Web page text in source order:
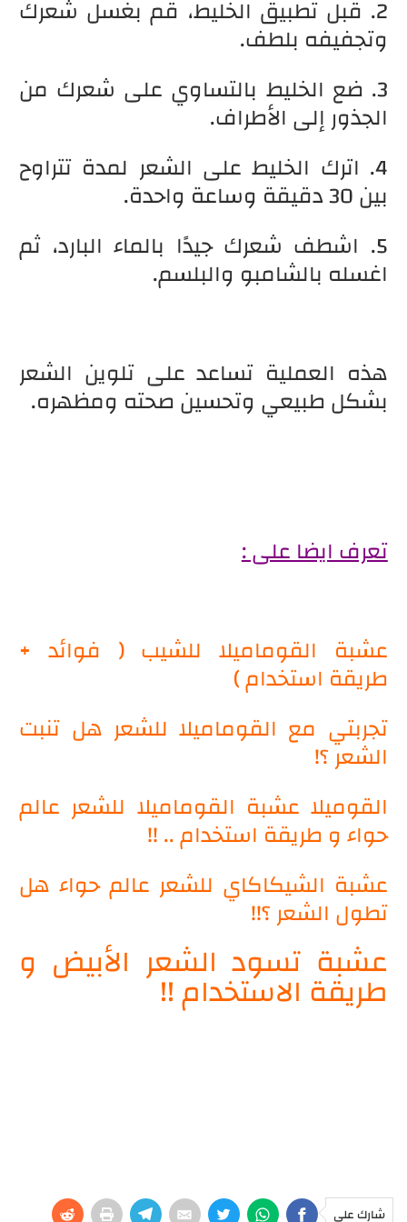
2. قبل تطبيق الخليط، قم بغسل شعرك
وتجفيفه بلطف.
3. ضع الخليط بالتساوي على شعرك من
الجذور إلى الأطراف.
4. اترك الخليط على الشعر لمدة تتراوح
بين 30 دقيقة وساعة واحدة.
5. اشطف شعرك جيدًا بالماء البارد، ثم
اغسله بالشامبو والبلسم.
هذه العملية تساعد على تلوين الشعر
بشكل طبيعي وتحسين صحته ومظهره.
تعرف ايضا على :
عشبة القوماميلا للشيب ( فوائد +
طريقة استخدام )
تجربتي مع القوماميلا للشعر هل تنبت
الشعر ؟!
القوميلا عشبة القوماميلا للشعر عالم
حواء و طريقة استخدام .. !!
عشبة الشيكاكاي للشعر عالم حواء هل
تطول الشعر ؟!!
عشبة تسود الشعر الأبيض و
طريقة الاستخدام !!
شارك على